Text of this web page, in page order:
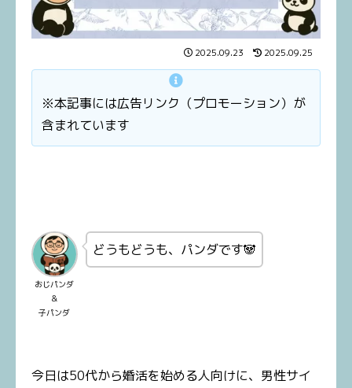
2025.09.23 2025.09.25
※本記事には広告リンク（プロモーション）が
含まれています
おじパンダ
＆
子パンダ
どうもどうも、パンダです🐼
今日は50代から婚活を始める人向けに、男性サイ